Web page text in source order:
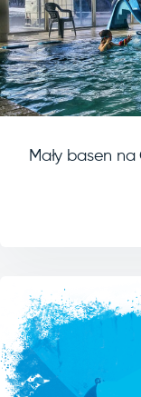
Mały basen